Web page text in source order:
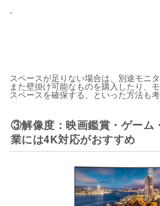
。
スペースが足りない場合は、別途モニ
また壁掛け可能なものを購入したり、
スペースを確保する、といった方法も
③解像度：映画鑑賞・ゲーム
業には4K対応がおすすめ